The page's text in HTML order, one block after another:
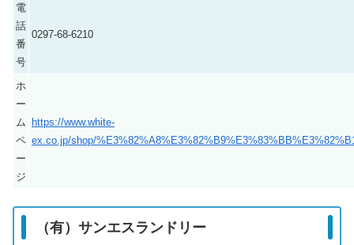
電
話
番
号
0297-68-6210
ホ
ー
ム
ペ
ー
ジ
https://www.white-
ex.co.jp/shop/
（有）サンエスランドリー